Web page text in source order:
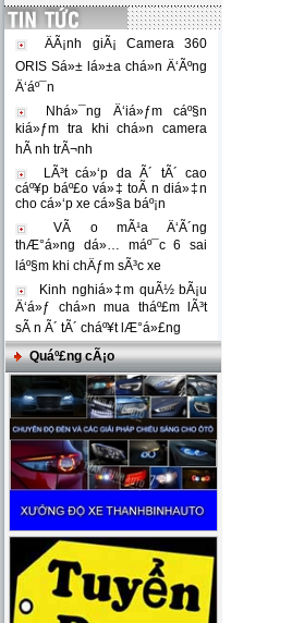
ÄÃ¡nh giÃ¡ Camera 360
ORIS Sá»± lá»±a chá»n Ä‘Ãºng
Ä‘áº¯n
Nhá»¯ng Ä‘iá»ƒm cáº§n
kiá»ƒm tra khi chá»n camera
hÃ nh trÃ¬nh
LÃ³t cá»‘p da Ã´ tÃ´ cao
cáº¥p báº£o vá»‡ toÃ n diá»‡n
cho cá»‘p xe cá»§a báº¡n
VÃ o mÃ¹a Ä‘Ã´ng
thÆ°á»ng dá»… máº¯c 6 sai
láº§m khi chÄƒm sÃ³c xe
Kinh nghiá»‡m quÃ½ bÃ¡u
Ä‘á»ƒ chá»n mua tháº£m lÃ³t
sÃ n Ã´ tÃ´ cháº¥t lÆ°á»£ng
Quáº£ng cÃ¡o